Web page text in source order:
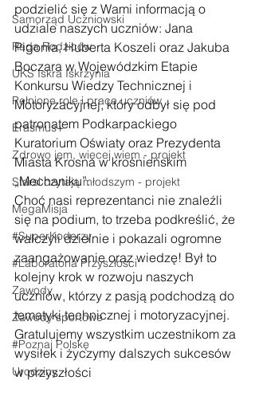
Samorząd Uczniowski
Rada Rodziców
UKS Iskra Iskrzynia
Pełnione role i prace uczniów
Erasmus+
Zdrowo jem, więcej wiem - projekt
Starsi czytają młodszym - projekt
MegaMisja
#SuperKoderzy
#Laboratoria Przyszłości
Zawody
Zawody sportowe
#Poznaj Polskę
Urodziny
podzielić się z Wami informacją o
udziale naszych uczniów: Jana
Pigonia, Huberta Koszeli oraz Jakuba
Boczara w Wojewódzkim Etapie
Konkursu Wiedzy Technicznej i
Motoryzacyjnej, który odbył się pod
patronatem Podkarpackiego
Kuratorium Oświaty oraz Prezydenta
Miasta Krosna w krośnieńskim
„Mechaniku”.
Choć nasi reprezentanci nie znaleźli
się na podium, to trzeba podkreślić, że
walczyli dzielnie i pokazali ogromne
zaangażowanie oraz wiedzę! Był to
kolejny krok w rozwoju naszych
uczniów, którzy z pasją podchodzą do
tematyki technicznej i motoryzacyjnej.
Gratulujemy wszystkim uczestnikom za
wysiłek i życzymy dalszych sukcesów
w przyszłości